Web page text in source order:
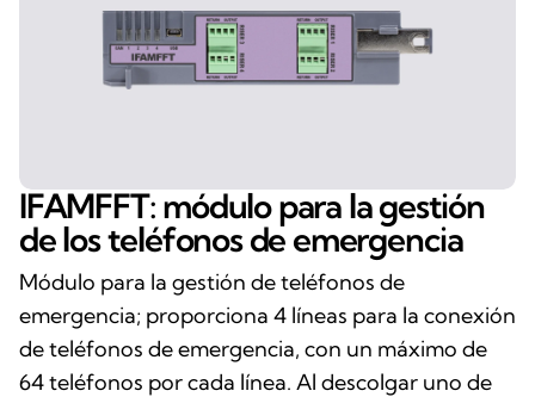
IFAMFFT: módulo para la gestión
de los teléfonos de emergencia
Módulo para la gestión de teléfonos de
emergencia; proporciona 4 líneas para la conexión
de teléfonos de emergencia, con un máximo de
64 teléfonos por cada línea. Al descolgar uno de